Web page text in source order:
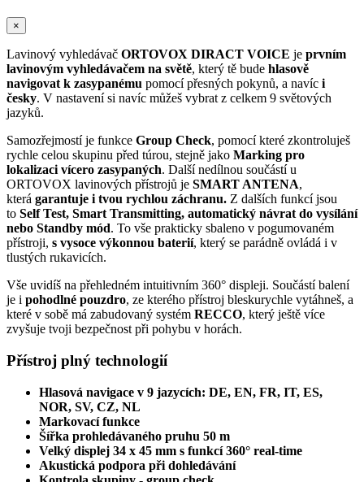
×
Lavinový vyhledávač ORTOVOX DIRACT VOICE je prvním
lavinovým vyhledávačem na světě, který tě bude hlasově
navigovat k zasypanému pomocí přesných pokynů, a navíc i
česky. V nastavení si navíc můžeš vybrat z celkem 9 světových
jazyků.
Samozřejmostí je funkce Group Check, pomocí které zkontroluješ
rychle celou skupinu před túrou, stejně jako Marking pro
lokalizaci vícero zasypaných. Další nedílnou součástí u
ORTOVOX lavinových přístrojů je SMART ANTENA,
která garantuje i tvou rychlou záchranu. Z dalších funkcí jsou
to Self Test, Smart Transmitting, automatický návrat do vysílání
nebo Standby mód. To vše prakticky sbaleno v pogumovaném
přístroji, s vysoce výkonnou baterií, který se parádně ovládá i v
tlustých rukavicích.
Vše uvidíš na přehledném intuitivním 360° displeji. Součástí balení
je i pohodlné pouzdro, ze kterého přístroj bleskurychle vytáhneš, a
které v sobě má zabudovaný systém RECCO, který ještě více
zvyšuje tvoji bezpečnost při pohybu v horách.
Přístroj plný technologií
Hlasová navigace v 9 jazycích: DE, EN, FR, IT, ES,
NOR, SV, CZ, NL
Markovací funkce
Šířka prohledávaného pruhu 50 m
Velký displej 34 x 45 mm s funkcí 360° real-time
Akustická podpora při dohledávání